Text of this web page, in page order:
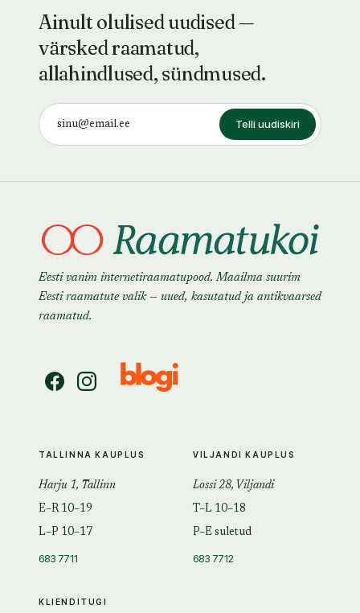
Ainult olulised uudised —
värsked raamatud,
allahindlused, sündmused.
Telli uudiskiri
Eesti vanim internetiraamatupood. Maailma suurim
Eesti raamatute valik — uued, kasutatud ja antikvaarsed
raamatud.
KLIENDITUGI
TALLINNA KAUPLUS
Harju 1, Tallinn
E–R 10–19
L–P 10–17
683 7711
VILJANDI KAUPLUS
Lossi 28, Viljandi
T–L 10–18
P–E suletud
683 7712